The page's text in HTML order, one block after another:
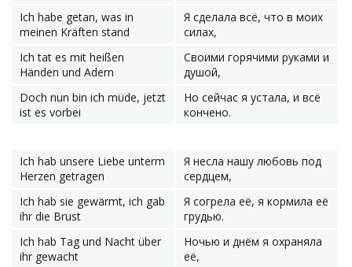
Ich habe getan, was in
meinen Kräften stand
Я сделала всё, что в моих
силах,
Ich tat es mit heißen
Händen und Adern
Своими горячими руками и
душой,
Doch nun bin ich müde, jetzt
ist es vorbei
Но сейчас я устала, и всё
кончено.
Ich hab unsere Liebe unterm
Herzen getragen
Я несла нашу любовь под
сердцем,
Ich hab sie gewärmt, ich gab
ihr die Brust
Я согрела её, я кормила её
грудью.
Ich hab Tag und Nacht über
ihr gewacht
Ночью и днём я охраняла
её,